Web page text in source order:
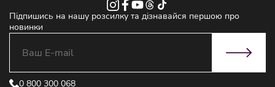
Підпишись на нашу розсилку та дізнавайся першою про
новинки
0 800 300 068